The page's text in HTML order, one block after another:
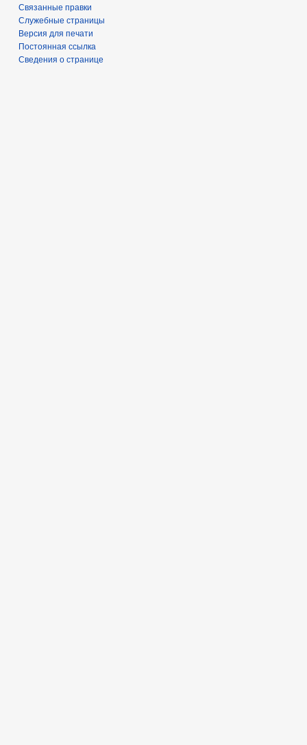
Связанные правки
Служебные страницы
Версия для печати
Постоянная ссылка
Сведения о странице